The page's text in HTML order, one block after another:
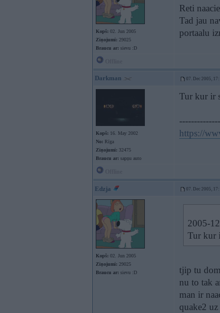
Kopš: 02. Jun 2005
Ziņojumi: 29025
Braucu ar: sievu :D
Reti
Tad jau
portaalu
Darkman 07. Dec 2005,
Kopš: 16. May 2002
No: Rīga
Ziņojumi: 32475
Braucu ar: sapņu auto
Tur kur ir
https://
Edzja 07. Dec 2005,
Kopš: 02. Jun 2005
Ziņojumi: 29025
Braucu ar: sievu :D
2005-
Tur kur
tjip tu
nu to tak
man ir
quake2